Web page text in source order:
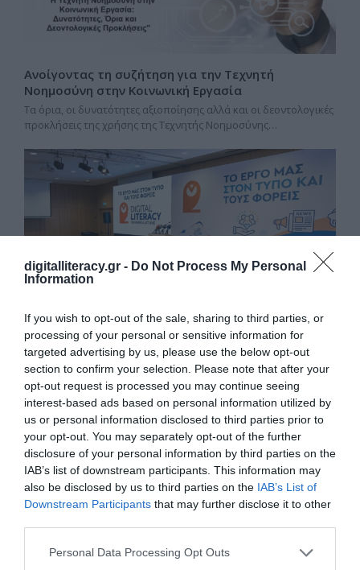
digitalliteracy.gr - Do Not Process My Personal
Information
If you wish to opt-out of the sale, sharing to third parties, or
processing of your personal or sensitive information for
targeted advertising by us, please use the below opt-out
section to confirm your selection. Please note that after your
opt-out request is processed you may continue seeing
interest-based ads based on personal information utilized by
us or personal information disclosed to third parties prior to
your opt-out. You may separately opt-out of the further
disclosure of your personal information by third parties on the
IAB’s list of downstream participants. This information may
also be disclosed by us to third parties on the IAB’s List of
Downstream Participants that may further disclose it to other
Personal Data Processing Opt Outs
Ανοίγοντας τη συζήτηση για την Τεχνητή
Νοημοσύνη στην Κοινωνική Εργασία
Τα όρια, οι δυνατότητες αξιοποίησης αλλά και οι δεοντολογικές
προκλήσεις της χρήσης της Τεχνητής Νοημοσύνης…
Το έργο μας στον Τύπο και τους Φορείς
Στον Τύπο / Media Παρουσιάσεις του προγράμματος σε
ενημερωτικά μέσα και ειδησεογραφικές ιστοσελίδες. Digital
skills…